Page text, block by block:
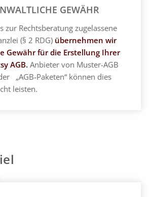
GEWÄHR
zur Rechtsberatung zugelassene
(§ 2 RDG) übernehmen wir
Gewähr für die Erstellung Ihrer
AGB.Anbieter von Muster-AGB
„AGB-Paketen“ können dies
leisten.